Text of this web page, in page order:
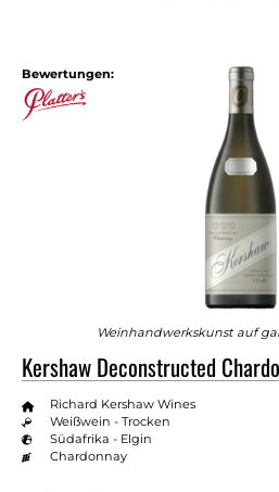
Bewertungen:
Weinhandwerkskunst auf
Kershaw Deconstructed
Richard Kershaw Wines
Weißwein - Trocken
Südafrika - Elgin
Chardonnay